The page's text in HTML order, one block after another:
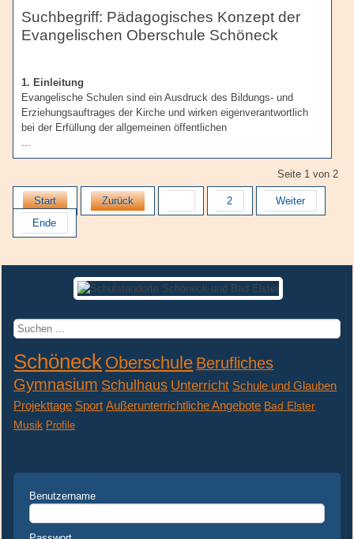
Pädagogisches Konzept der
Evangelischen Oberschule Schöneck
1. Einleitung
Evangelische Schulen sind ein Ausdruck des Bildungs- und
Erziehungsauftrages der Kirche und wirken eigenverantwortlich
bei der Erfüllung der allgemeinen öffentlichen
Seite 1 von 2
Start Zurück 2
Weiter
Ende
Suchen
Schöneck Oberschule Berufliches
Gymnasium Schulhaus Unterricht Schule und Glauben
Projekttage Sport Außerunterrichtliche Angebote Bad Elster
Musik Profile
Benutzername